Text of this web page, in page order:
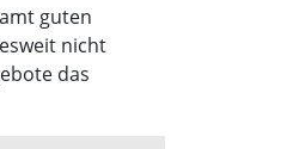
guten
nicht
das